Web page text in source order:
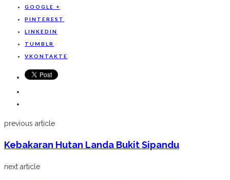
GOOGLE +
PINTEREST
LINKEDIN
TUMBLR
VKONTAKTE
previous article
Kebakaran Hutan Landa Bukit Sipandu
next article